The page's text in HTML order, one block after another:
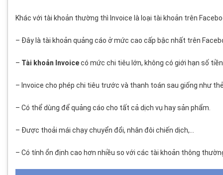
Khác với tài khoản thường thì Invoice là loại tài khoản trên
– Đây là tài khoản quảng cáo ở mức cao cấp bậc nhất trên
– Tài khoản Invoicecó mức chi tiêu lớn, không có giới hạn số
– Invoice cho phép chi tiêu trước và thanh toán sau giống như
– Có thể dùng để quảng cáo cho tất cả dịch vụ hay sản phẩm.
– Được thoải mái chạy chuyển đổi, nhân đôi chiến dịch,…
– Có tính ổn định cao hơn nhiều so với các tài khoản thông